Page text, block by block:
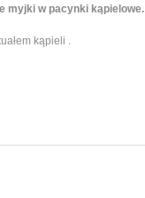
myjki w pacynki kąpielowe.
kąpieli .